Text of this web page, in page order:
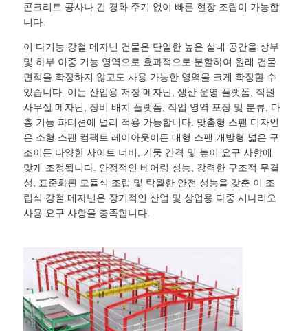
공장 투어
품질 관리
저희와 연락
뉴스
블로그
콘크리트 공사나 긴 경화 주기 없이 빠른 현장 조립이 가능합
니다.
이 다기능 강철 메자닌 건물은 단일한 높은 실내 공간을 상부
및 하부 이중 기능 영역으로 효과적으로 분할하여 원래 건물
면적을 확장하지 않고도 사용 가능한 영역을 크게 확장할 수
있습니다. 이는 산업용 저장 메자닌, 생산 운영 플랫폼, 직원
사무실 메자닌, 장비 배치 플랫폼, 작업 영역 포장 및 분류, 다
층 기능 파티션에 널리 적용 가능합니다. 맞춤형 스팬 디자인
은 소형 스팬 컴팩트 레이아웃이든 대형 스팬 개방형 넓은 구
조이든 다양한 사이트 너비, 기둥 간격 및 높이 요구 사항에
맞게 조정됩니다. 안정적인 베어링 성능, 강력한 구조적 무결
성, 표준화된 모듈식 조립 및 탁월한 안전 성능을 갖춘 이 조
립식 강철 메자닌은 장기적인 산업 및 상업용 다중 시나리오
사용 요구 사항을 충족합니다.